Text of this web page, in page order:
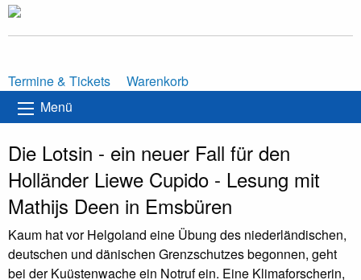
Termine & Tickets
Warenkorb
Menü
Die Lotsin - ein neuer Fall für den
Holländer Liewe Cupido - Lesung mit
Mathijs Deen in Emsbüren
Kaum hat vor Helgoland eine Übung des niederländischen,
deutschen und dänischen Grenzschutzes begonnen, geht
bei der Kuüstenwache ein Notruf ein. Eine Klimaforscherin,